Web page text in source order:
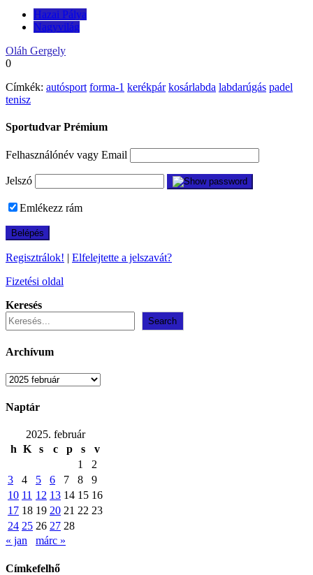
Hazai Pálya
Nagyvilág
Oláh Gergely
0
Címkék: autósport forma-1 kerékpár kosárlabda labdarúgás padel
tenisz
Sportudvar Prémium
Felhasználónév vagy Email
Jelszó
Emlékezz rám
Regisztrálok! | Elfelejtette a jelszavát?
Fizetési oldal
Keresés
Search
Archívum
Archívum
Naptár
2025. február
h K s c p s
v
1
2
3
4 5 6 7 8
9
10 11 12 13 14 15 16
17 18 19 20 21 22 23
24 25 26 27 28
« jan
márc »
Címkefelhő